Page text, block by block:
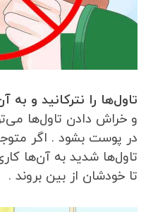
تاول‌ها را نترکانید و
و خراش دادن تاول‌ها
در پوست بشود . اگر
تاول‌ها شدید به آن‌ها
تا خودشان از بین بروند .